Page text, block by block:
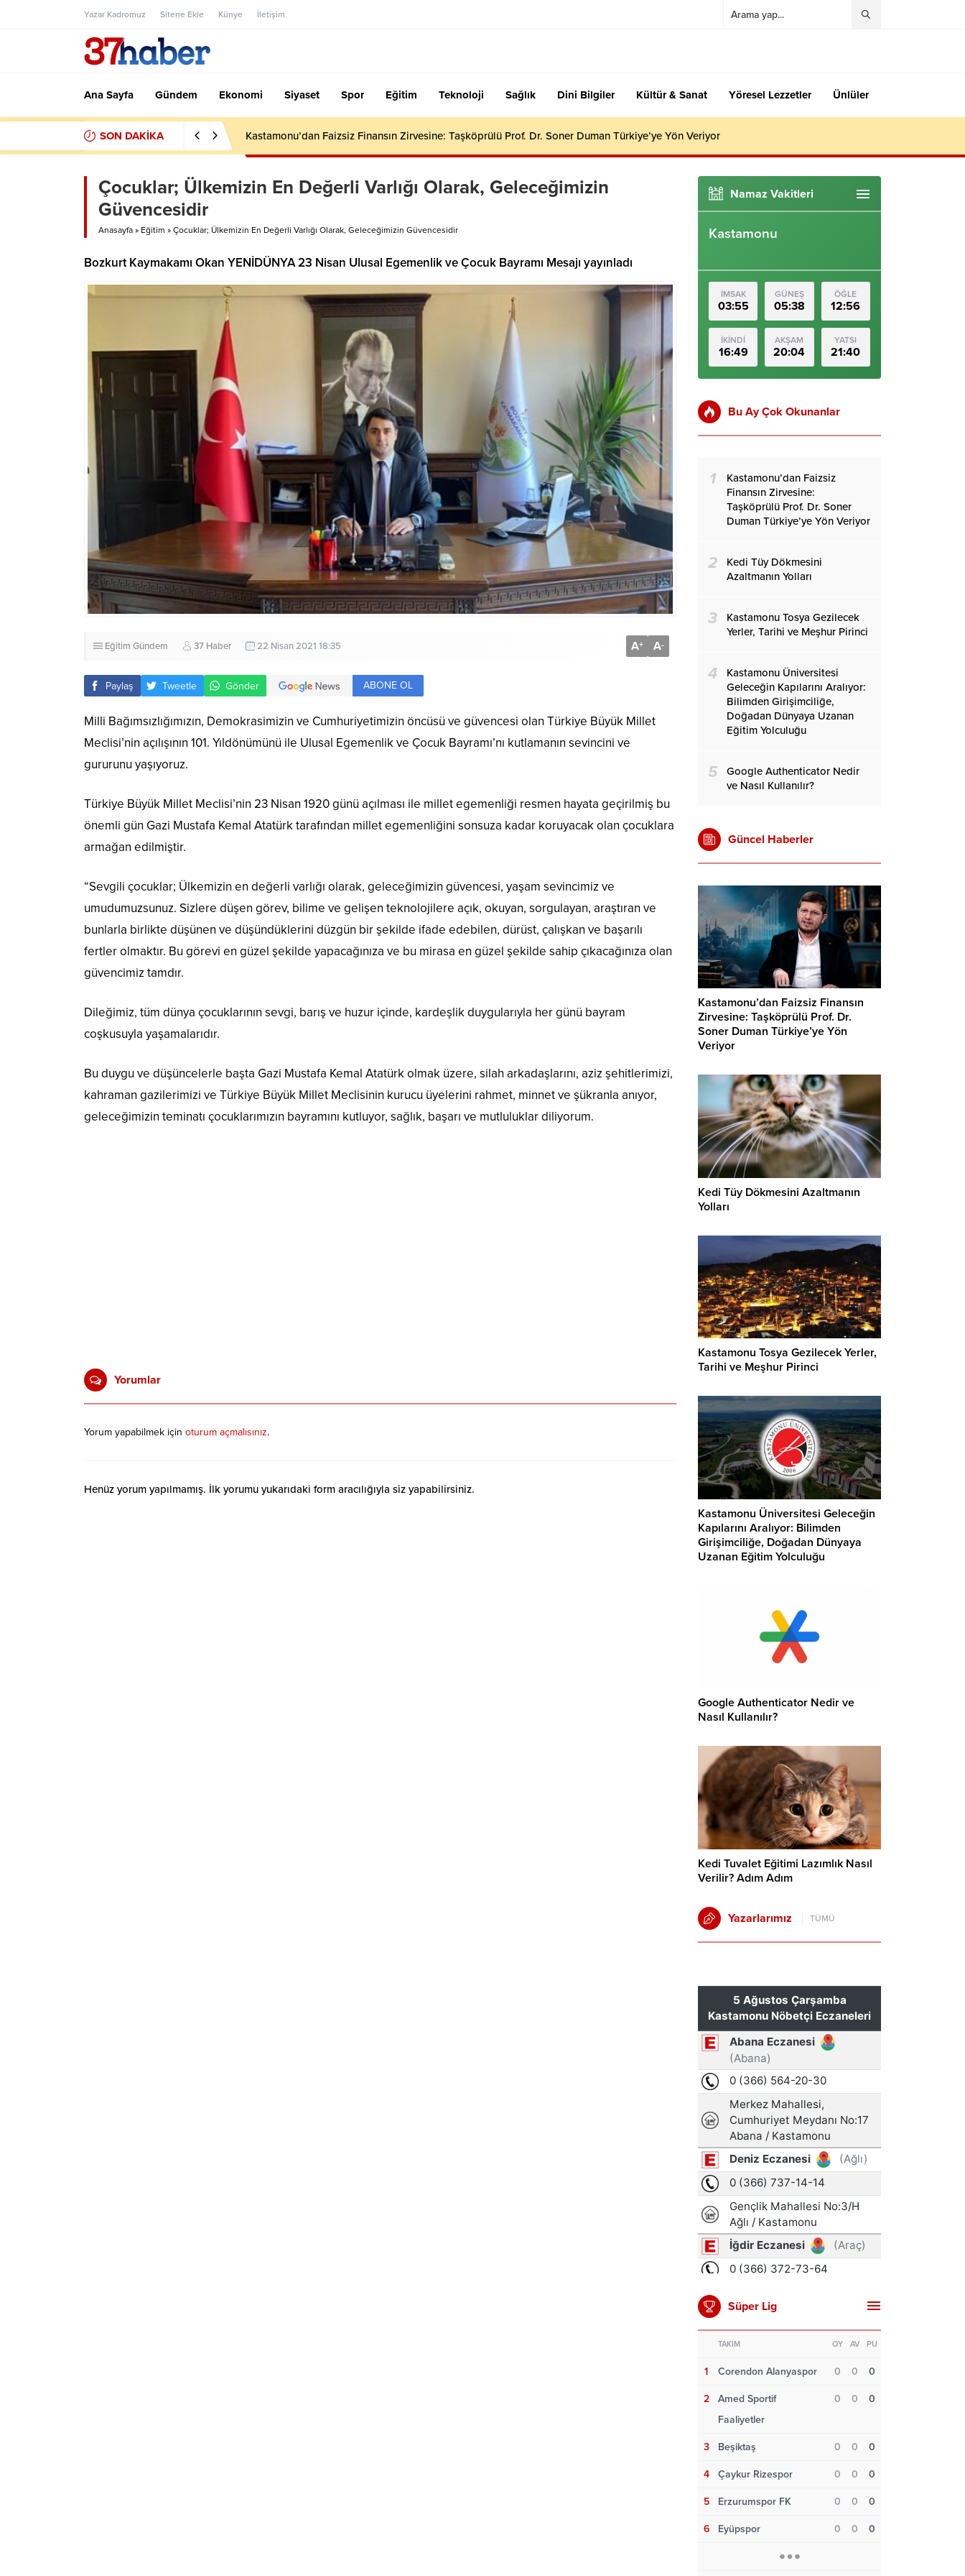
Yazar Kadromuz Sitene Ekle Künye İletişim
Ana Sayfa Gündem Ekonomi Siyaset Spor Eğitim Teknoloji Sağlık Dini Bilgiler Kültür & Sanat Yöresel Lezzetler Ünlüler
SON DAKİKA Kastamonu’dan Faizsiz Finansın Zirvesine: Taşköprülü Prof. Dr. Soner Duman Türkiye’ye Yön Veriyor
Çocuklar; Ülkemizin En Değerli Varlığı Olarak, Geleceğimizin
Güvencesidir
Anasayfa » Eğitim » Çocuklar; Ülkemizin En Değerli Varlığı Olarak, Geleceğimizin Güvencesidir
Bozkurt Kaymakamı Okan YENİDÜNYA 23 Nisan Ulusal Egemenlik ve Çocuk Bayramı Mesajı yayınladı
Eğitim Gündem 37 Haber 22 Nisan 2021 18:35 A+ A-
Paylaş Tweetle Gönder ABONE OL
Milli Bağımsızlığımızın, Demokrasimizin ve Cumhuriyetimizin öncüsü ve güvencesi olan Türkiye Büyük Millet
Meclisi’nin açılışının 101. Yıldönümünü ile Ulusal Egemenlik ve Çocuk Bayramı’nı kutlamanın sevincini ve
gururunu yaşıyoruz.
Türkiye Büyük Millet Meclisi’nin 23 Nisan 1920 günü açılması ile millet egemenliği resmen hayata geçirilmiş bu
önemli gün Gazi Mustafa Kemal Atatürk tarafından millet egemenliğini sonsuza kadar koruyacak olan çocuklara
armağan edilmiştir.
“Sevgili çocuklar; Ülkemizin en değerli varlığı olarak, geleceğimizin güvencesi, yaşam sevincimiz ve
umudumuzsunuz. Sizlere düşen görev, bilime ve gelişen teknolojilere açık, okuyan, sorgulayan, araştıran ve
bunlarla birlikte düşünen ve düşündüklerini düzgün bir şekilde ifade edebilen, dürüst, çalışkan ve başarılı
fertler olmaktır. Bu görevi en güzel şekilde yapacağınıza ve bu mirasa en güzel şekilde sahip çıkacağınıza olan
güvencimiz tamdır.
Dileğimiz, tüm dünya çocuklarının sevgi, barış ve huzur içinde, kardeşlik duygularıyla her günü bayram
coşkusuyla yaşamalarıdır.
Bu duygu ve düşüncelerle başta Gazi Mustafa Kemal Atatürk olmak üzere, silah arkadaşlarını, aziz şehitlerimizi,
kahraman gazilerimizi ve Türkiye Büyük Millet Meclisinin kurucu üyelerini rahmet, minnet ve şükranla anıyor,
geleceğimizin teminatı çocuklarımızın bayramını kutluyor, sağlık, başarı ve mutluluklar diliyorum.
Yorumlar
Yorum yapabilmek için oturum açmalısınız.
Henüz yorum yapılmamış. İlk yorumu yukarıdaki form aracılığıyla siz yapabilirsiniz.
Namaz Vakitleri
Kastamonu
İMSAK
03:55
GÜNEŞ
05:38
ÖĞLE
12:56
İKİNDİ
16:49
AKŞAM
20:04
YATSI
21:40
Bu Ay Çok Okunanlar
1
Kastamonu’dan Faizsiz
Finansın Zirvesine:
Taşköprülü Prof. Dr. Soner
Duman Türkiye’ye Yön Veriyor
2
Kedi Tüy Dökmesini
Azaltmanın Yolları
3
Kastamonu Tosya Gezilecek
Yerler, Tarihi ve Meşhur Pirinci
4
Kastamonu Üniversitesi
Geleceğin Kapılarını Aralıyor:
Bilimden Girişimciliğe,
Doğadan Dünyaya Uzanan
Eğitim Yolculuğu
5
Google Authenticator Nedir
ve Nasıl Kullanılır?
Güncel Haberler
Kastamonu’dan Faizsiz Finansın
Zirvesine: Taşköprülü Prof. Dr.
Soner Duman Türkiye’ye Yön
Veriyor
Kedi Tüy Dökmesini Azaltmanın
Yolları
Kastamonu Tosya Gezilecek Yerler,
Tarihi ve Meşhur Pirinci
Kastamonu Üniversitesi Geleceğin
Kapılarını Aralıyor: Bilimden
Girişimciliğe, Doğadan Dünyaya
Uzanan Eğitim Yolculuğu
Google Authenticator Nedir ve
Nasıl Kullanılır?
Kedi Tuvalet Eğitimi Lazımlık Nasıl
Verilir? Adım Adım
Yazarlarımız TÜMÜ
Süper Lig
TAKIM OY AV PU
1 Corendon Alanyaspor 0 0 0
2
Amed Sportif
Faaliyetler
0 0 0
3 Beşiktaş 0 0 0
4 Çaykur Rizespor 0 0 0
5 Erzurumspor FK 0 0 0
6 Eyüpspor 0 0 0